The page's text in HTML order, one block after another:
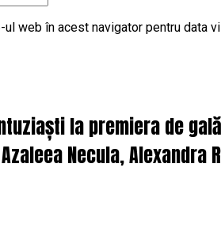
web în acest navigator pentru data
la premiera de gală
Necula, Alexandra